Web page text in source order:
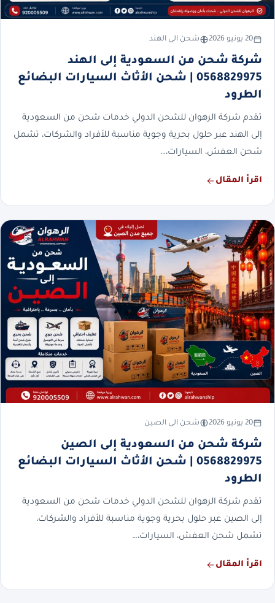
20 يونيو 2026 شحن الى الهند
شركة شحن من السعودية إلى الهند
0568829975 | شحن الأثاث السيارات البضائع
الطرود
تقدم شركة الرهوان للشحن الدولي خدمات شحن من السعودية
إلى الهند عبر حلول بحرية وجوية مناسبة للأفراد والشركات، تشمل
شحن العفش، السيارات،…
اقرأ المقال
20 يونيو 2026 شحن الى الصين
شركة شحن من السعودية إلى الصين
0568829975 | شحن الأثاث السيارات البضائع
الطرود
تقدم شركة الرهوان للشحن الدولي خدمات شحن من السعودية
إلى الصين عبر حلول بحرية وجوية مناسبة للأفراد والشركات،
تشمل شحن العفش، السيارات،…
اقرأ المقال